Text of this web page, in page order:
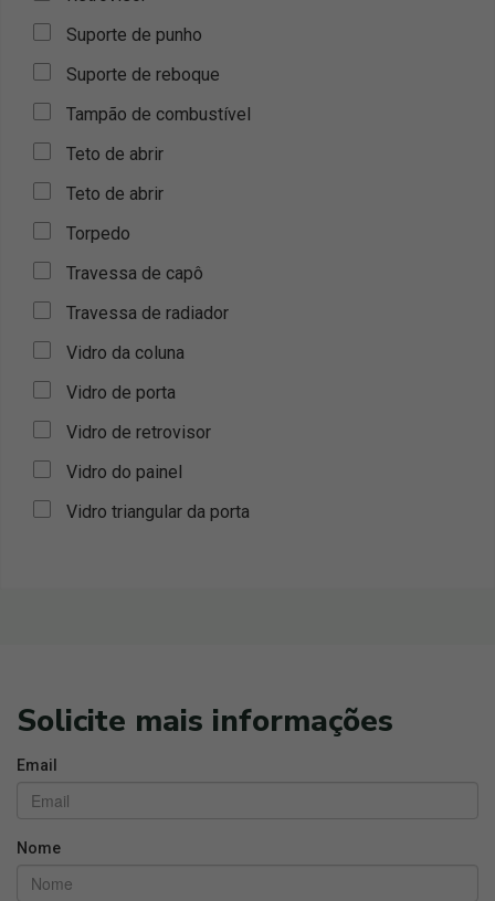
Suporte de punho
Suporte de reboque
Tampão de combustível
Teto de abrir
Teto de abrir
Torpedo
Travessa de capô
Travessa de radiador
Vidro da coluna
Vidro de porta
Vidro de retrovisor
Vidro do painel
Vidro triangular da porta
Solicite mais informações
Email
Nome